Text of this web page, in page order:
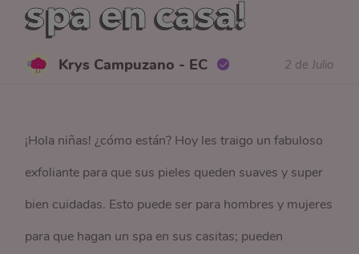
spa en casa!
Krys Campuzano - EC 2 de Julio
¡Hola niñas! ¿cómo están? Hoy les traigo un fabuloso
exfoliante para que sus pieles queden suaves y super
bien cuidadas. Esto puede ser para hombres y mujeres
para que hagan un spa en sus casitas; pueden